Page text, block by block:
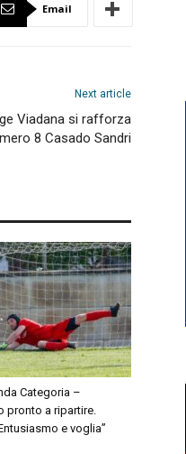
Email
Next article
Viadana si rafforza
8 Casado Sandri
Categoria –
pronto a ripartire.
e voglia”